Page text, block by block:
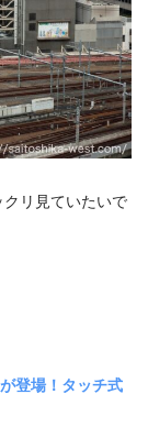
リ見ていたいで
登場！タッチ式